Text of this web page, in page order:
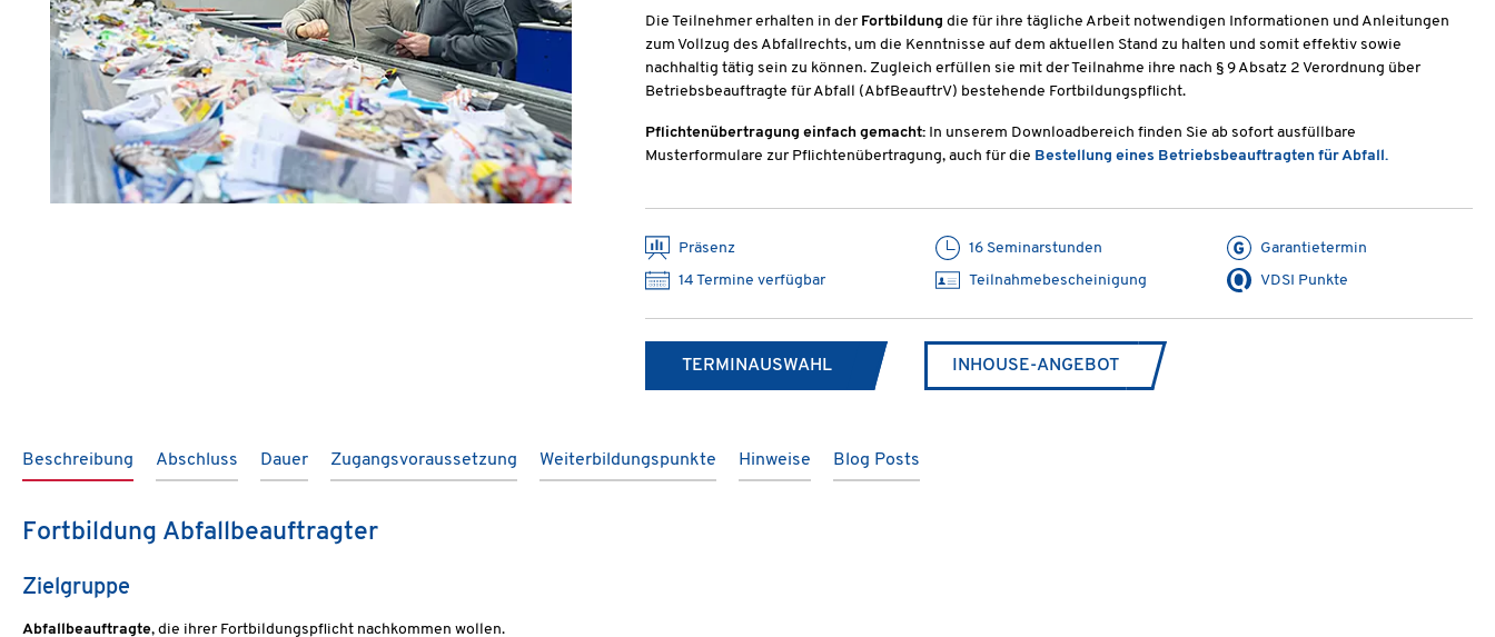
Die Teilnehmer erhalten in der Fortbildung die für ihre tägliche Arbeit notwendigen Informationen und Anleitungen
zum Vollzug des Abfallrechts, um die Kenntnisse auf dem aktuellen Stand zu halten und somit effektiv sowie
nachhaltig tätig sein zu können. Zugleich erfüllen sie mit der Teilnahme ihre nach § 9 Absatz 2 Verordnung über
Betriebsbeauftragte für Abfall (AbfBeauftrV) bestehende Fortbildungspflicht.
Pflichtenübertragung einfach gemacht: In unserem Downloadbereich finden Sie ab sofort ausfüllbare
Musterformulare zur Pflichtenübertragung, auch für die Bestellung eines Betriebsbeauftragten für Abfall.
Präsenz 16 Seminarstunden
Garantietermin
14 Termine verfügbar
Teilnahmebescheinigung VDSI Punkte
TERMINAUSWAHL INHOUSE-ANGEBOT
Beschreibung Abschluss Dauer Zugangsvoraussetzung Weiterbildungspunkte Hinweise Blog Posts
Fortbildung Abfallbeauftragter
Zielgruppe
Abfallbeauftragte, die ihrer Fortbildungspflicht nachkommen wollen.